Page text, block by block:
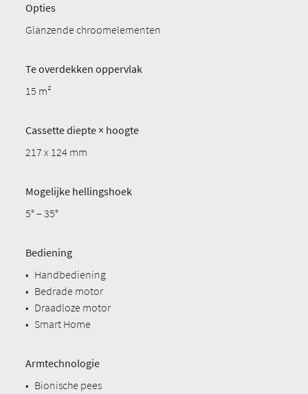
Opties
Glanzende chroomelementen
Te overdekken oppervlak
15 m²
Cassette diepte × hoogte
217 x 124 mm
Mogelijke hellingshoek
5° – 35°
Bediening
• Handbediening
• Bedrade motor
• Draadloze motor
• Smart Home
Armtechnologie
• Bionische pees